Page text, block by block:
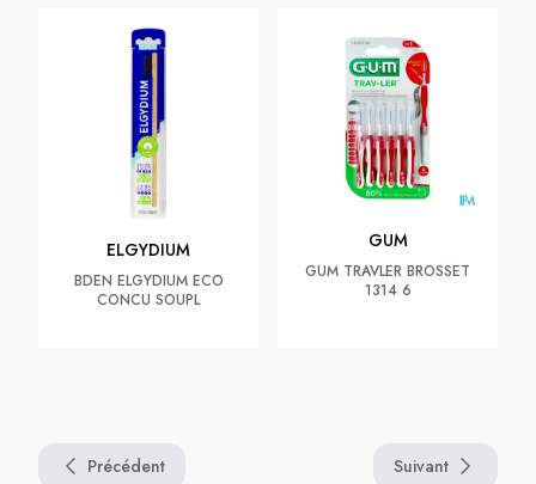
ELGYDIUM
BDEN ELGYDIUM ECO
CONCU SOUPL
GUM
GUM TRAVLER BROSSET
1314 6
Précédent Suivant